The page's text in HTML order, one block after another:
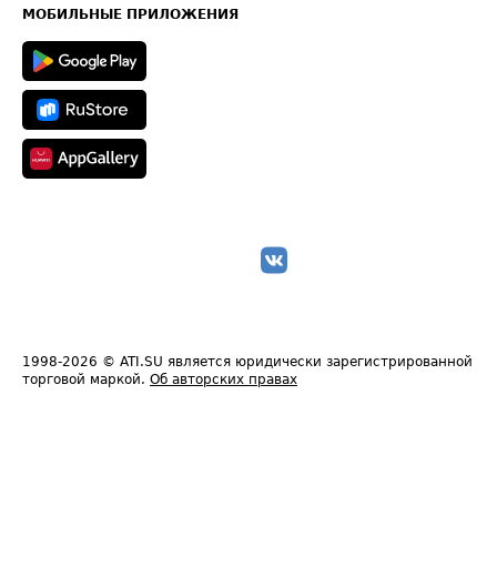
Техническая информация
МОБИЛЬНЫЕ ПРИЛОЖЕНИЯ
1998-2026 © ATI.SU является юридически зарегистрированной
торговой маркой. Об авторских правах